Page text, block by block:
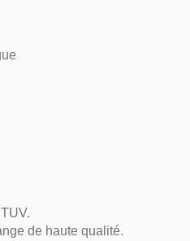
de haute qualité.